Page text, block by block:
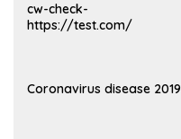
cw-check-
https://test.com/
Coronavirus disease 2019